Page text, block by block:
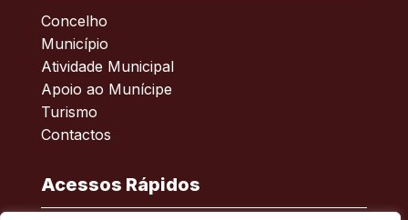
Concelho
Município
Atividade Municipal
Apoio ao Munícipe
Turismo
Contactos
Acessos Rápidos